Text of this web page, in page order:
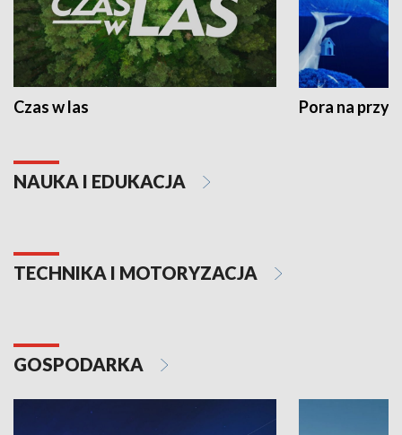
Czas w las Pora na
NAUKA I EDUKACJA
TECHNIKA I MOTORYZACJA
GOSPODARKA